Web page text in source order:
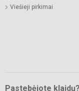
Viešieji pirkimai
Pastebėjote klaidų?